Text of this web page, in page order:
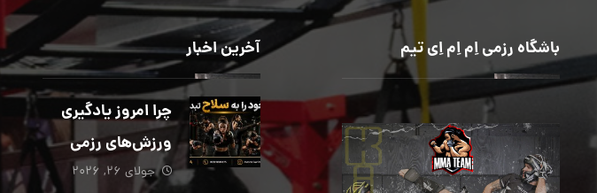
باشگاه رزمی اِم اِم اِی تیم آخرین اخبار
چرا امروز یادگیری
ورزش‌های رزمی
بیش از هر زمان
جولای ۲۶, ۲۰۲۶